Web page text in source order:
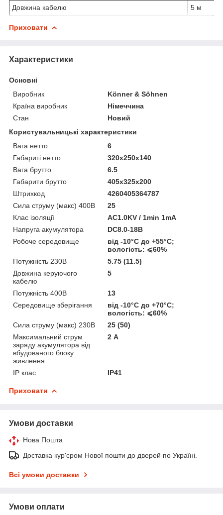
Довжина кабелю 5 м
Приховати
Характеристики
Основні
Виробник
Könner & Söhnen
Країна виробник
Німеччина
Стан
Новий
Користувальницькі характеристики
Вага нетто
6
Габариті нетто
320х250х140
Вага брутто
6.5
Габарити брутто
405х325х200
Штрихкод
4260405364787
Сила струму (макс) 400В
25
Клас ізоляції
AC1.0KV / 1min 1mA
Напруга акумулятора
DC8.0-18В
Робоче середовище
від -10°С до +55°С;
вологість: ⩽60%
Потужність 230В
5.75 (11.5)
Довжина керуючого
кабелю
5
Потужність 400В
13
Середовище зберігання
від -10°С до +70°С;
вологість: ⩽60%
Сила струму (макс) 230В
25 (50)
Максимальний струм
заряду акумулятора від
вбудованого блоку
живлення
2 А
IP клас IP41
Приховати
Умови доставки
Нова Пошта
Доставка кур'єром Нової пошти до дверей по Україні.
Всі умови доставки
Умови оплати